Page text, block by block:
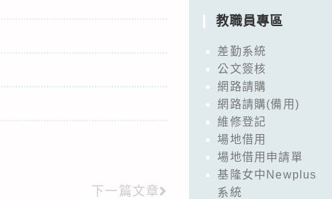
下一篇文章
教職員專區
差勤系統
公文簽核
網路請購
網路請購(備用)
維修登記
場地借用
場地借用申請單
基隆女中Newplus
系統